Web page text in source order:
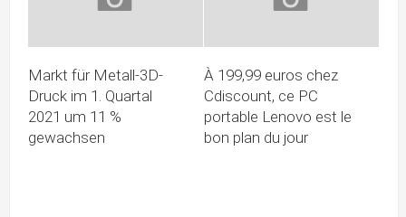
Markt für Metall-3D-
Druck im 1. Quartal
2021 um 11 %
gewachsen
À 199,99 euros chez
Cdiscount, ce PC
portable Lenovo est le
bon plan du jour